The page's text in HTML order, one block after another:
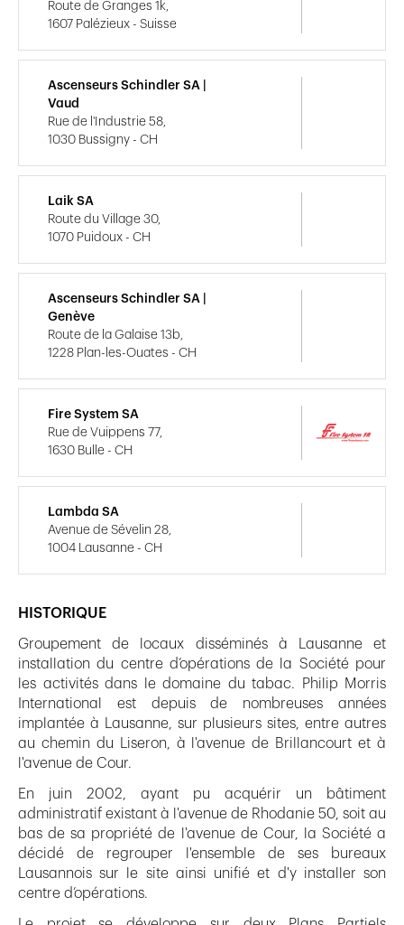
HISTORIQUE
Groupement de locaux disséminés à Lausanne et
installation du centre d’opérations de la Société pour
les activités dans le domaine du tabac. Philip Morris
International est depuis de nombreuses années
implantée à Lausanne, sur plusieurs sites, entre autres
au chemin du Liseron, à l'avenue de Brillancourt et à
l'avenue de Cour.
En juin 2002, ayant pu acquérir un bâtiment
administratif existant à l'avenue de Rhodanie 50, soit au
bas de sa propriété de l'avenue de Cour, la Société a
décidé de regrouper l'ensemble de ses bureaux
Lausannois sur le site ainsi unifié et d'y installer son
centre d’opérations.
Route de Granges 1k,
1607 Palézieux - Suisse
Ascenseurs Schindler SA |
Vaud
Rue de l'Industrie 58,
1030 Bussigny - CH
Laik SA
Route du Village 30,
1070 Puidoux - CH
Ascenseurs Schindler SA |
Genève
Route de la Galaise 13b,
1228 Plan-les-Ouates - CH
Fire System SA
Rue de Vuippens 77,
1630 Bulle - CH
Lambda SA
Avenue de Sévelin 28,
1004 Lausanne - CH